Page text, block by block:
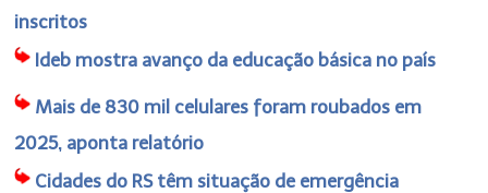
inscritos
Ideb mostra avanço da educação básica no país
Mais de 830 mil celulares foram roubados em
2025, aponta relatório
Cidades do RS têm situação de emergência